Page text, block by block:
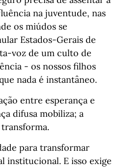
na juventude, nas
os miúdos se
Estados-Gerais de
voz de um culto de
- os nossos filhos
nada é instantâneo.
entre esperança e
difusa mobiliza; a
para transformar
institucional. E isso exige